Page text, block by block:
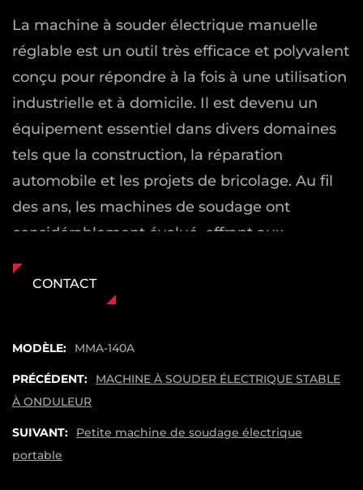
La machine à souder électrique manuelle
réglable est un outil très efficace et polyvalent
conçu pour répondre à la fois à une utilisation
industrielle et à domicile. Il est devenu un
équipement essentiel dans divers domaines
tels que la construction, la réparation
automobile et les projets de bricolage. Au fil
des ans, les machines de soudage ont
considérablement évolué, offrant aux
conviviale et rentable pour leurs tâches de
machine de soudage électrique manuelle
Soudage manuel de soudage métallique
(MMA), il permet aux utilisateurs de effectuer
CONTACT
MODÈLE: MMA-140A
PRÉCÉDENT:
MACHINE À SOUDER ÉLECTRIQUE STABLE
À ONDULEUR
SUIVANT:
Petite machine de soudage électrique
portable